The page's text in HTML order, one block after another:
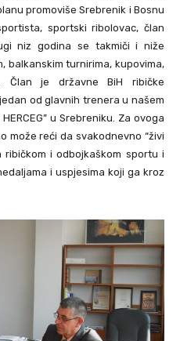
promoviše Srebrenik i Bosnu
sportski ribolovac, član
niz godina se takmiči i niže
balkanskim turnirima, kupovima,
Član je državne BiH ribičke
od glavnih trenera u našem
u Srebreniku. Za ovoga
može reći da svakodnevno “živi
i odbojkaškom sportu i
i uspjesima koji ga kroz